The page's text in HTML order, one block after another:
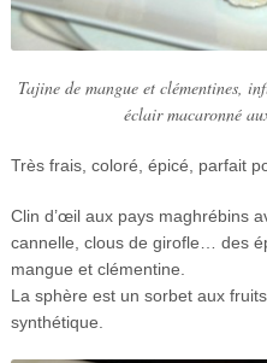
Tajine de mangue et clémentines,
éclair macaronné
Très frais, coloré, épicé, parfait
Clin d’œil aux pays maghrébins
cannelle, clous de girofle… des
mangue et clémentine.
La sphère est un sorbet aux
synthétique.